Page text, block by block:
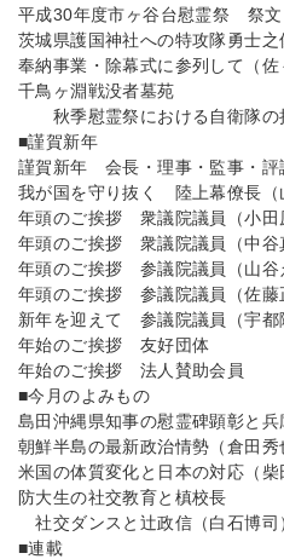
平成30年度市ヶ谷台慰霊祭 祭
茨城県護国神社への特攻隊勇士之
奉納事業・除幕式に参列して（佐
千鳥ヶ淵戦没者墓苑
秋季慰霊祭における自衛隊の
■謹賀新年
謹賀新年 会長・理事・監事・評
我が国を守り抜く 陸上幕僚長（
年頭のご挨拶 衆議院議員（小田
年頭のご挨拶 衆議院議員（中谷
年頭のご挨拶 参議院議員（山谷
年頭のご挨拶 参議院議員（佐藤
新年を迎えて 参議院議員（宇都
年始のご挨拶 友好団体
年始のご挨拶 法人賛助会員
■今月のよみもの
島田沖縄県知事の慰霊碑顕彰と兵
朝鮮半島の最新政治情勢（倉田秀
米国の体質変化と日本の対応（柴
防大生の社交教育と槙校長
社交ダンスと辻政信（白石博司
■連載